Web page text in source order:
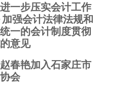
一步压实会计工作
加强会计法律法规和
一的会计制度贯彻
意见
春艳加入石家庄市
会